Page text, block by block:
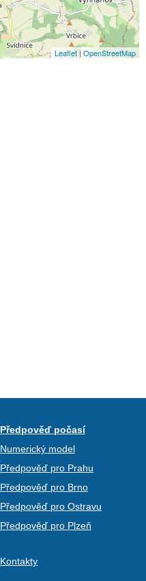
Leaflet| OpenStreetMap
Předpověď počasí
Numerický model
Předpověď pro Prahu
Předpověď pro Brno
Předpověď pro Ostravu
Předpověď pro Plzeň
Kontakty